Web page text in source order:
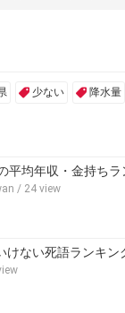
少ない 降水量
平均年収・金持ちラ
/ 24 view
けない死語ランキン